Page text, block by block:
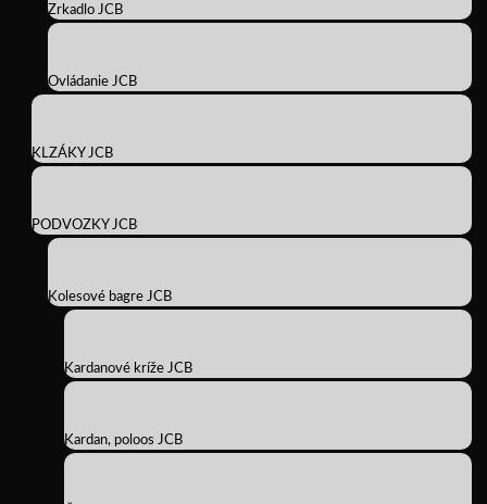
Zrkadlo JCB
Ovládanie JCB
KLZÁKY JCB
PODVOZKY JCB
Kolesové bagre JCB
Kardanové kríže JCB
Kardan, poloos JCB